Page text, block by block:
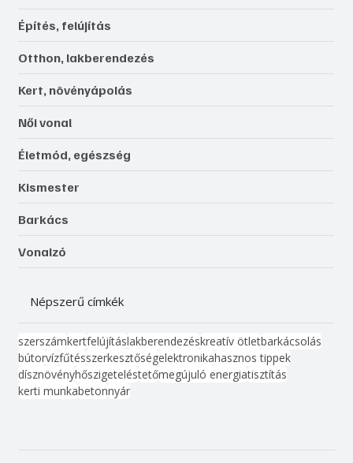
Építés, felújítás
Otthon, lakberendezés
Kert, növényápolás
Női vonal
Életmód, egészség
Kismester
Barkács
Vonalzó
Népszerű címkék
szerszámkertfelújításlakberendezéskreatív ötletbarkácsolás
bútorvízfűtésszerkesztőségelektronikahasznos tippek
dísznövényhőszigeteléstetőmegújuló energiatisztítás
kerti munkabetonnyár